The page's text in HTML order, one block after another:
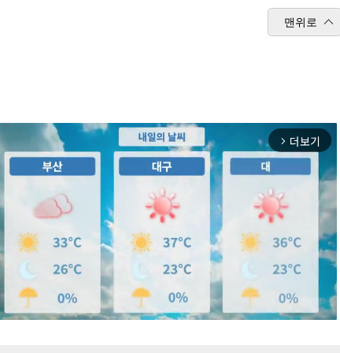
맨위로
arrow_forward_ios 더보기